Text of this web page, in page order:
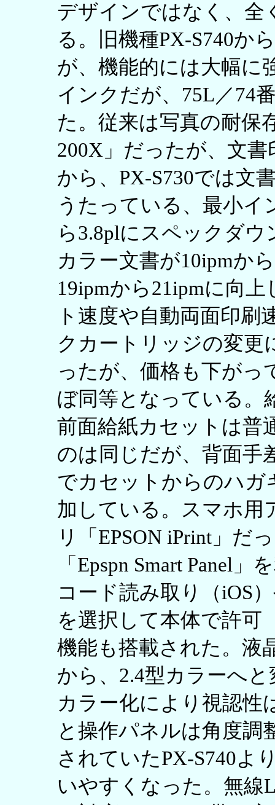
デザインではなく、全
る。旧機種PX-S740か
が、機能的には大幅に
インクだが、75L／74
た。従来は写真の耐保
200X」だったが、文
から、PX-S730では文
うたっている、最小イ
ら3.8plにスペックダ
カラー文書が10ipmか
19ipmから21ipmに向
ト速度や自動両面印
クカートリッジの変更
ったが、価格も下がっ
ぼ同等となっている。
前面給紙カセットは普
のは同じだが、背面手
でカセットからのハガ
加している。スマホ用
リ「EPSON iPrint」だ
「Epspn Smart Panel
コード読み取り（iOS
を選択して本体で許可
機能も搭載された。液
から、2.4型カラーへ
カラー化により視認性
と操作パネルは角度調
されていたPX-S740よ
いやすくなった。無線